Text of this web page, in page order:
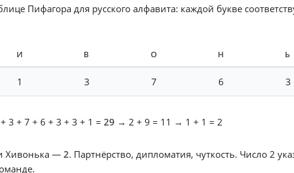
Пифагора для русского алфавита: каждой букве
И В О Н Ь
1 3 7 6 3
3 + 7 + 6 + 3 + 3 + 1 = 29 → 2 + 9 = 11 → 1 + 1 = 2
Хивонька — 2. Партнёрство, дипломатия, чуткость. Число 2